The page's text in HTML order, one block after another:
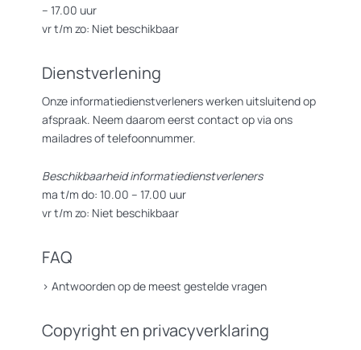
– 17.00 uur
vr t/m zo: Niet beschikbaar
Dienstverlening
Onze informatiedienstverleners werken uitsluitend op
afspraak. Neem daarom eerst contact op via ons
mailadres of telefoonnummer.
Beschikbaarheid informatiedienstverleners
ma t/m do: 10.00 – 17.00 uur
vr t/m zo: Niet beschikbaar
FAQ
> Antwoorden op de meest gestelde vragen
Copyright en privacyverklaring